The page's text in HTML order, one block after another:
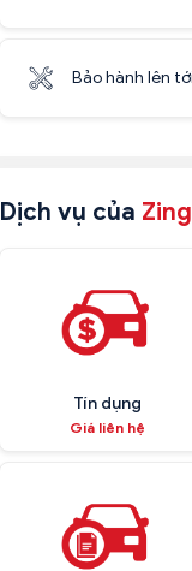
Bảo hành lên
Dịch vụ của
Tín dụng
Giá liên hệ